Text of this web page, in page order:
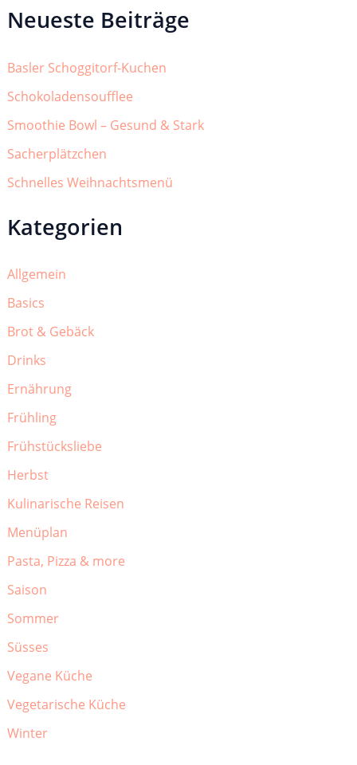
Neueste Beiträge
Basler Schoggitorf-Kuchen
Schokoladensoufflee
Smoothie Bowl – Gesund & Stark
Sacherplätzchen
Schnelles Weihnachtsmenü
Kategorien
Allgemein
Basics
Brot & Gebäck
Drinks
Ernährung
Frühling
Frühstücksliebe
Herbst
Kulinarische Reisen
Menüplan
Pasta, Pizza & more
Saison
Sommer
Süsses
Vegane Küche
Vegetarische Küche
Winter